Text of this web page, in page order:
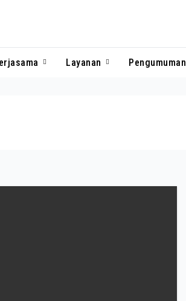
Layanan Pengumuman